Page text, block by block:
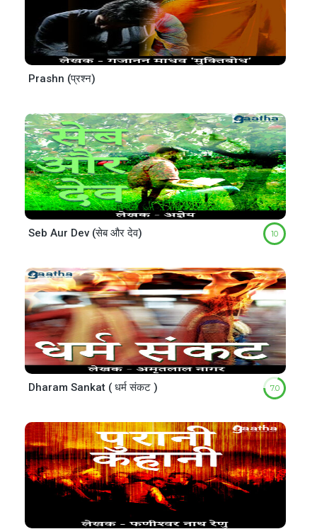
Prashn (प्रश्न)
Seb Aur Dev (सेब और देव) 10
Dharam Sankat ( धर्म संकट ) 7.0